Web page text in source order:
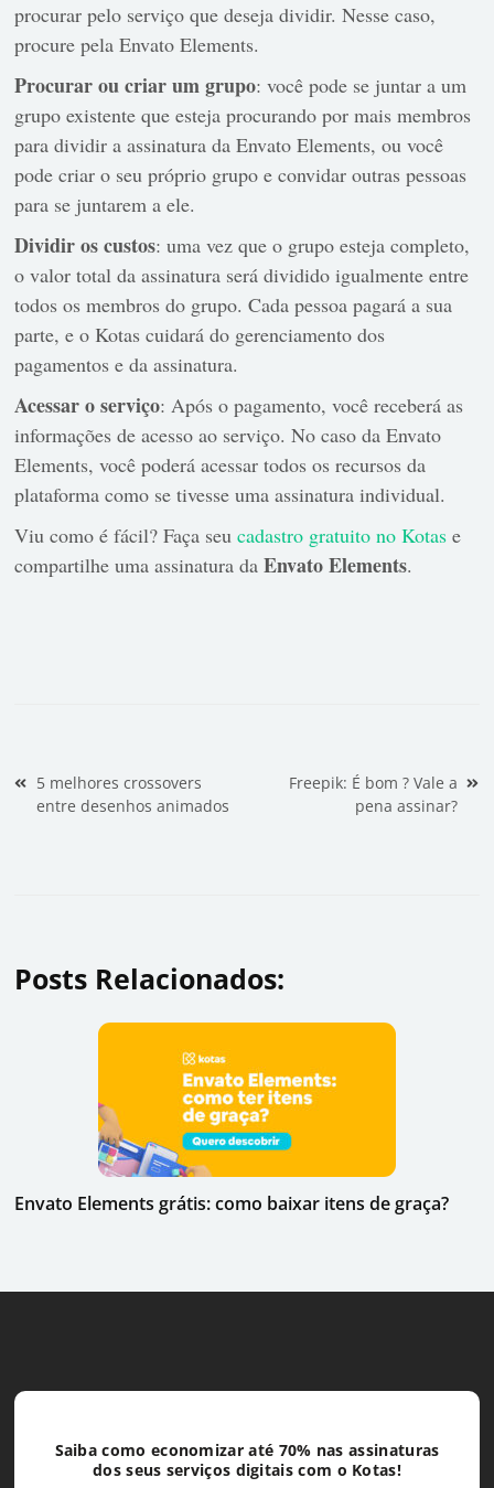
procurar pelo serviço que deseja dividir. Nesse caso,
procure pela Envato Elements.
Procurar ou criar um grupo: você pode se juntar a um
grupo existente que esteja procurando por mais membros
para dividir a assinatura da Envato Elements, ou você
pode criar o seu próprio grupo e convidar outras pessoas
para se juntarem a ele.
Dividir os custos: uma vez que o grupo esteja completo,
o valor total da assinatura será dividido igualmente entre
todos os membros do grupo. Cada pessoa pagará a sua
parte, e o Kotas cuidará do gerenciamento dos
pagamentos e da assinatura.
Acessar o serviço: Após o pagamento, você receberá as
informações de acesso ao serviço. No caso da Envato
Elements, você poderá acessar todos os recursos da
plataforma como se tivesse uma assinatura individual.
Viu como é fácil? Faça seucadastro gratuito no Kotas e
compartilhe uma assinatura da Envato Elements.
Navegação de Post
5 melhores crossovers
entre desenhos animados
Freepik: É bom ? Vale a
pena assinar?
Posts Relacionados:
Envato Elements grátis: como baixar itens de graça?
Saiba como economizar até 70% nas assinaturas
dos seus serviços digitais com o Kotas!